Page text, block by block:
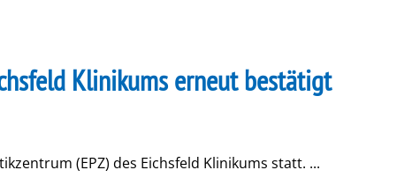
Klinikums erneut bestätigt
(EPZ) des Eichsfeld Klinikums statt. ...